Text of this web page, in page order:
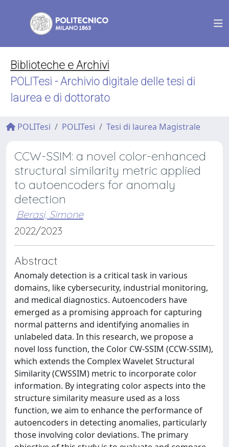
Biblioteche e Archivi
POLITesi - Archivio digitale delle tesi di
laurea e di dottorato
POLITesi POLITesi Tesi di laurea Magistrale
CCW-SSIM: a novel color-enhanced
structural similarity metric applied
to autoencoders for anomaly
detection
Berasi, Simone
2022/2023
Abstract
Anomaly detection is a critical task in various
domains, like cybersecurity, industrial monitoring,
and medical diagnostics. Autoencoders have
emerged as a promising approach for capturing
normal patterns and identifying anomalies in
unlabeled data. In this research, we propose a
novel loss function, the Color CW-SSIM (CCW-SSIM),
which extends the Complex Wavelet Structural
Similarity (CWSSIM) metric to incorporate color
information. By integrating color aspects into the
structure similarity measure used as a loss
function, we aim to enhance the performance of
autoencoders in detecting anomalies, particularly
those involving color deviations. The primary